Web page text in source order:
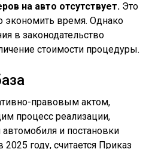
на авто отсутствует. Это
экономить время. Однако
в законодательство
стоимости процедуры.
правовым актом,
процесс реализации,
и постановки
году, считается Приказ